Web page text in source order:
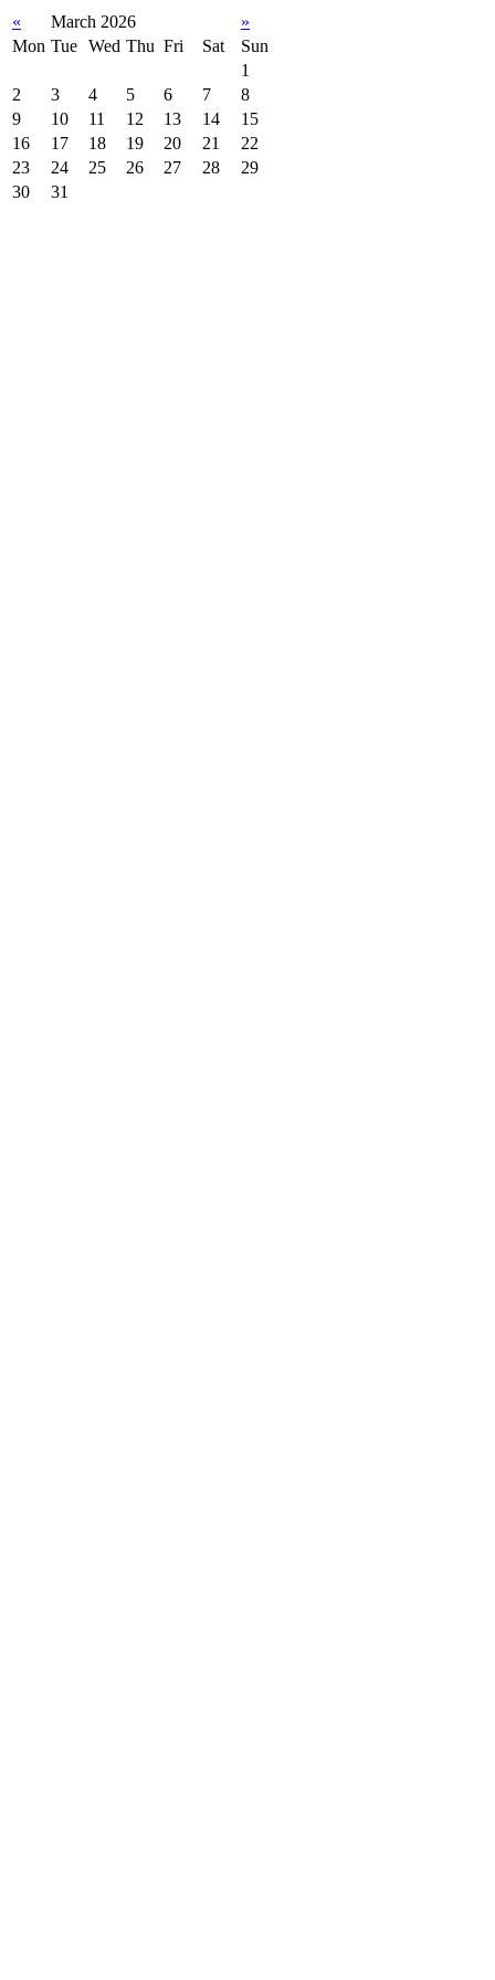
« March 2026
»
Mon Tue Wed Thu Fri Sat
Sun
1
2
3 4 5 6 7
8
9
10 11 12 13 14
15
16
17 18 19 20 21
22
23
24 25 26 27 28
29
30
31